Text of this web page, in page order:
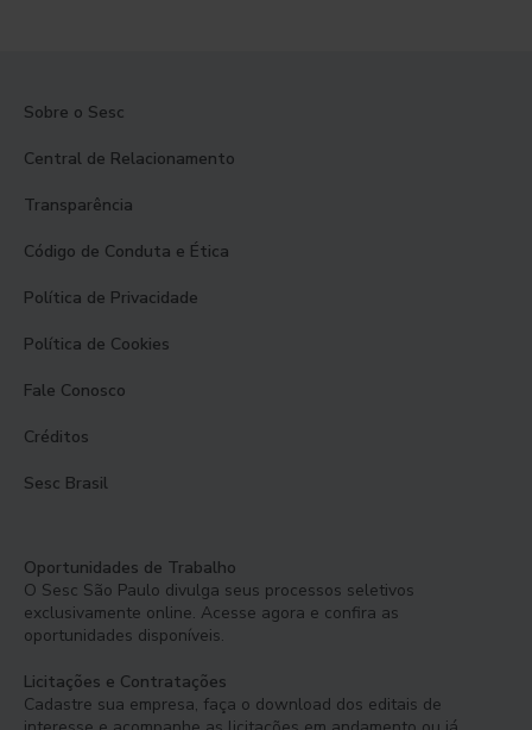
Sobre o Sesc
Central de Relacionamento
Transparência
Código de Conduta e Ética
Política de Privacidade
Política de Cookies
Fale Conosco
Créditos
Sesc Brasil
Oportunidades de Trabalho
O Sesc São Paulo divulga seus processos seletivos
exclusivamente online. Acesse agora e confira as
oportunidades disponíveis.
Licitações e Contratações
Cadastre sua empresa, faça o download dos editais de